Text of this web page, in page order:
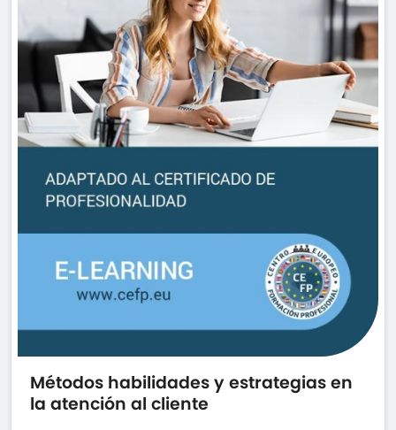
Métodos habilidades y estrategias en
la atención al cliente